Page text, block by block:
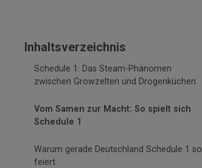
Inhaltsverzeichnis
Schedule 1: Das Steam-Phänomen
zwischen Growzelten und Drogenküchen
Vom Samen zur Macht: So spielt sich
Schedule 1
Warum gerade Deutschland Schedule 1 so
feiert